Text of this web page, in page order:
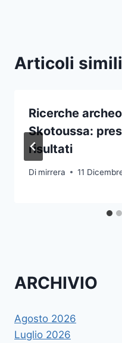
Articoli simili
Ricerche
Skotoussa:
risultati
Di mirrera 11
ARCHIVIO
Agosto 2026
Luglio 2026